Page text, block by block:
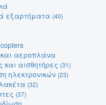
εξαρτήματα (40)
και αεροπλάνα
και αισθητήρες (31)
ηλεκτρονικών (23)
(32)
(37)